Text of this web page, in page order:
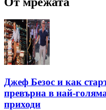
Джеф Безос и как
превърна в най-
приходи